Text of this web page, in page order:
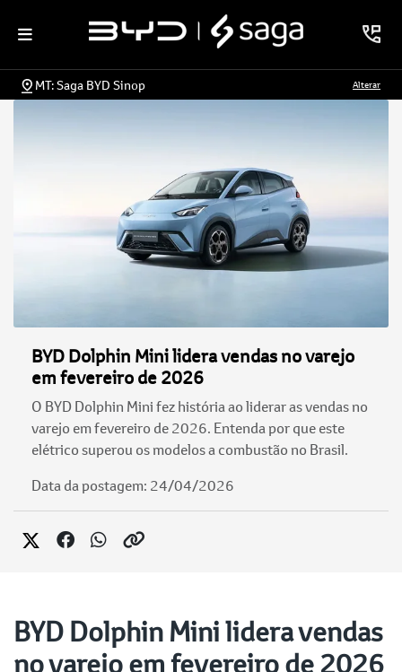
MT: Saga BYD Sinop Alterar
BYD Dolphin Mini lidera vendas no varejo
em fevereiro de 2026
O BYD Dolphin Mini fez história ao liderar as vendas no
varejo em fevereiro de 2026. Entenda por que este
elétrico superou os modelos a combustão no Brasil.
Data da postagem: 24/04/2026
BYD Dolphin Mini lidera vendas
no varejo em fevereiro de 2026